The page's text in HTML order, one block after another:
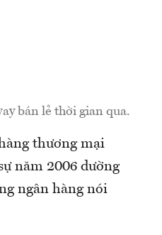
bán lẻ thời gian qua.
thương mại
năm 2006 dường
ngân hàng nói